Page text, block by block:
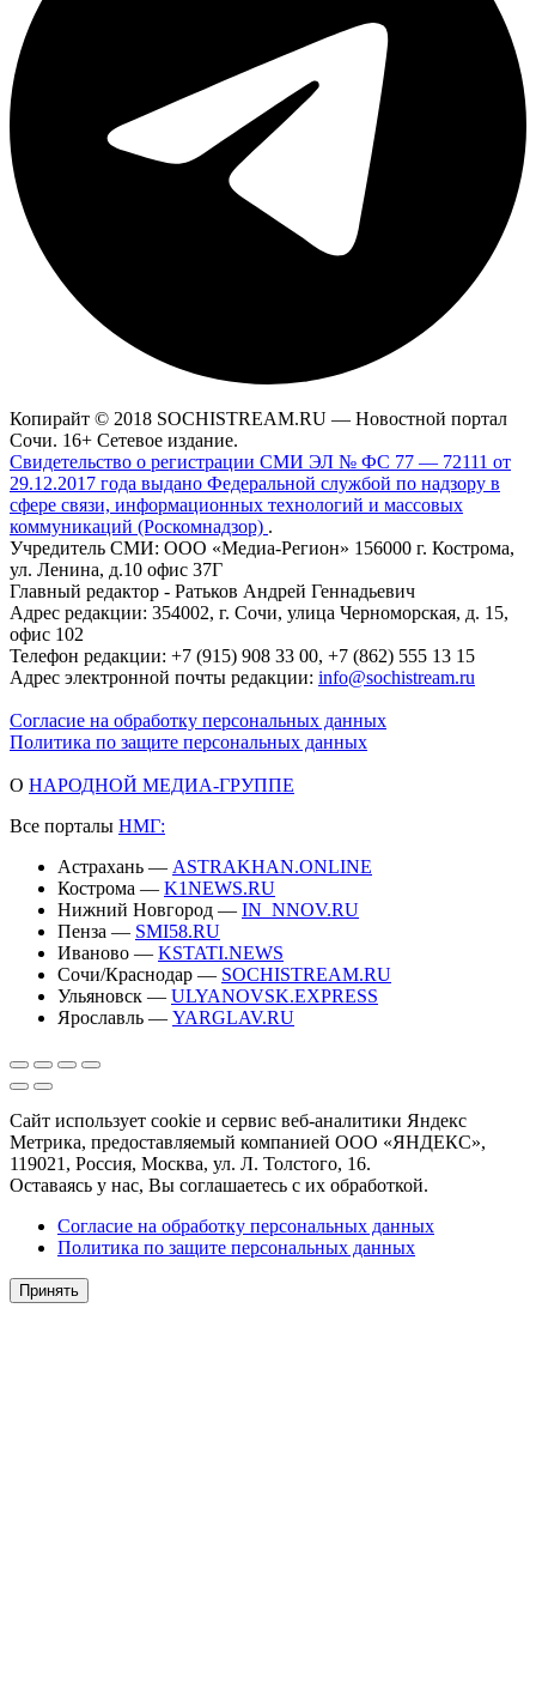
Копирайт © 2018 SOCHISTREAM.RU — Новостной портал
Сочи. 16+ Сетевое издание.
Свидетельство о регистрации СМИ ЭЛ № ФС 77 — 72111 от
29.12.2017 года выдано Федеральной службой по надзору в
сфере связи, информационных технологий и массовых
коммуникаций (Роскомнадзор) .
Учредитель СМИ: ООО «Медиа-Регион» 156000 г. Кострома,
ул. Ленина, д.10 офис 37Г
Главный редактор - Ратьков Андрей Геннадьевич
Адрес редакции: 354002, г. Сочи, улица Черноморская, д. 15,
офис 102
Телефон редакции: +7 (915) 908 33 00, +7 (862) 555 13 15
Адрес электронной почты редакции: info@sochistream.ru
Согласие на обработку персональных данных
Политика по защите персональных данных
О НАРОДНОЙ МЕДИА-ГРУППЕ
Все порталы НМГ:
Астрахань — ASTRAKHAN.ONLINE
Кострома — K1NEWS.RU
Нижний Новгород — IN_NNOV.RU
Пенза — SMI58.RU
Иваново — KSTATI.NEWS
Сочи/Краснодар — SOCHISTREAM.RU
Ульяновск — ULYANOVSK.EXPRESS
Ярославль — YARGLAV.RU
Сайт использует cookie и сервис веб-аналитики Яндекс
Метрика, предоставляемый компанией ООО «ЯНДЕКС»,
119021, Россия, Москва, ул. Л. Толстого, 16.
Оставаясь у нас, Вы соглашаетесь с их обработкой.
Согласие на обработку персональных данных
Политика по защите персональных данных
Принять